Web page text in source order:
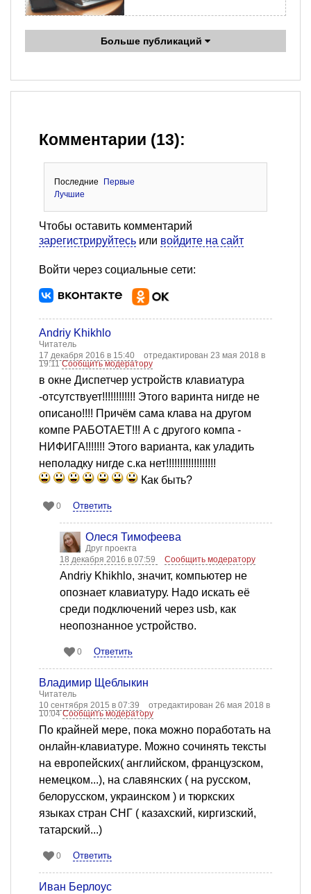
Больше публикаций
Комментарии (13):
Последние
Первые
Лучшие
Чтобы оставить комментарий
зарегистрируйтесь или войдите на сайт
Войти через социальные сети:
Andriy Khikhlo
Читатель
17 декабря 2016 в 15:40
отредактирован 23 мая 2018 в
19:11Сообщить модератору
в окне Диспетчер устройств клавиатура
-отсутствует!!!!!!!!!!!! Этого варинта нигде не
описано!!!! Причём сама клава на другом
компе РАБОТАЕТ!!! А с другого компа -
НИФИГА!!!!!!! Этого варианта, как уладить
неполадку нигде с.ка нет!!!!!!!!!!!!!!!!!!
Как быть?
0 Ответить
Олеся Тимофеева
Друг проекта
18 декабря 2016 в 07:59
Сообщить модератору
Andriy Khikhlo, значит, компьютер не
опознает клавиатуру. Надо искать её
среди подключений через usb, как
неопознанное устройство.
0 Ответить
Владимир Щеблыкин
Читатель
10 сентября 2015 в 07:39
отредактирован 26 мая 2018 в
10:04Сообщить модератору
По крайней мере, пока можно поработать на
онлайн-клавиатуре. Можно сочинять тексты
на европейских( английском, французском,
немецком...), на славянских ( на русском,
белорусском, украинском ) и тюркских
языках стран СНГ ( казахский, киргизский,
татарский...)
0 Ответить
Иван Берлоус